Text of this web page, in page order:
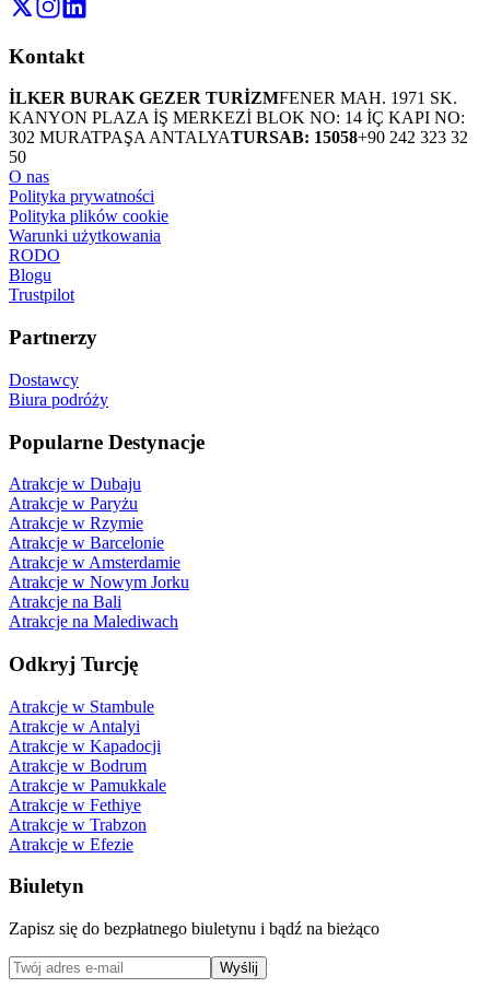
Kontakt
İLKER BURAK GEZER TURİZMFENER MAH. 1971 SK.
KANYON PLAZA İŞ MERKEZİ BLOK NO: 14 İÇ KAPI NO:
302 MURATPAŞA ANTALYATURSAB: 15058+90 242 323 32
50
O nas
Polityka prywatności
Polityka plików cookie
Warunki użytkowania
RODO
Blogu
Trustpilot
Partnerzy
Dostawcy
Biura podróży
Popularne Destynacje
Atrakcje w Dubaju
Atrakcje w Paryżu
Atrakcje w Rzymie
Atrakcje w Barcelonie
Atrakcje w Amsterdamie
Atrakcje w Nowym Jorku
Atrakcje na Bali
Atrakcje na Malediwach
Odkryj Turcję
Atrakcje w Stambule
Atrakcje w Antalyi
Atrakcje w Kapadocji
Atrakcje w Bodrum
Atrakcje w Pamukkale
Atrakcje w Fethiye
Atrakcje w Trabzon
Atrakcje w Efezie
Biuletyn
Zapisz się do bezpłatnego biuletynu i bądź na bieżąco
Wyślij